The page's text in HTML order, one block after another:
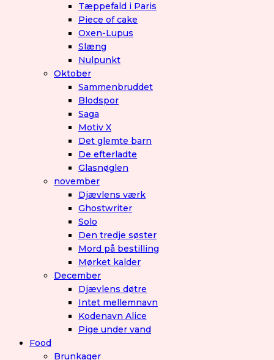
Tæppefald i Paris
Piece of cake
Oxen-Lupus
Slæng
Nulpunkt
Oktober
Sammenbruddet
Blodspor
Saga
Motiv X
Det glemte barn
De efterladte
Glasnøglen
november
Djævlens værk
Ghostwriter
Solo
Den tredje søster
Mord på bestilling
Mørket kalder
December
Djævlens døtre
Intet mellemnavn
Kodenavn Alice
Pige under vand
Food
Brunkager